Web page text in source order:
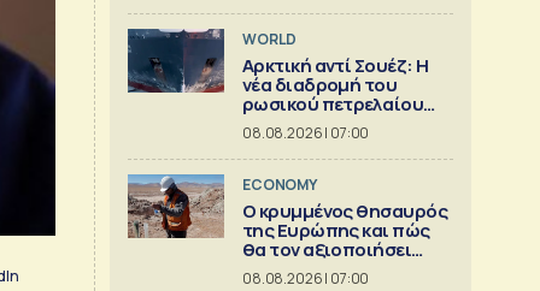
WORLD
Αρκτική αντί Σουέζ: Η
νέα διαδρομή του
ρωσικού πετρελαίου
[Γράφημα]
08.08.2026 | 07:00
ECONOMY
Ο κρυμμένος θησαυρός
της Ευρώπης και πώς
θα τον αξιοποιήσει
[γράφημα]
08.08.2026 | 07:00